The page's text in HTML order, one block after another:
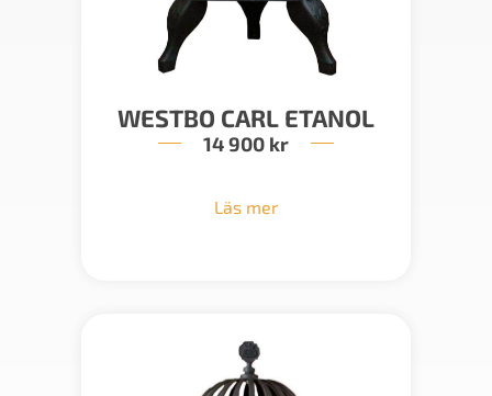
WESTBO CARL ETANOL
14 900 kr
Läs mer